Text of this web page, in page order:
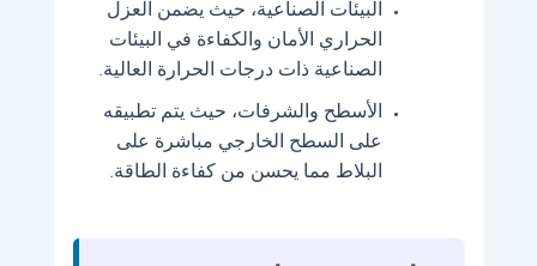
البيئات الصناعية، حيث يضمن العزل
الحراري الأمان والكفاءة في البيئات
الصناعية ذات درجات الحرارة العالية.
الأسطح والشرفات، حيث يتم تطبيقه
على السطح الخارجي مباشرة على
البلاط مما يحسن من كفاءة الطاقة.